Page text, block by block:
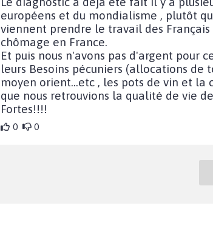
européens et du mondialisme , plutôt
viennent prendre le travail des
chômage en France.
Et puis nous n'avons pas d'argent pour
leurs Besoins pécuniers (allocations de
moyen orient...etc , les pots de vin et
que nous retrouvions la qualité de vie
Fortes!!!!
0 0